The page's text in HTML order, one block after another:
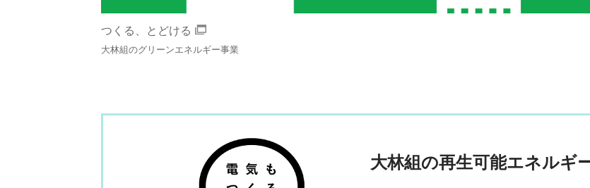
つくる、とどける
大林組のグリーンエネルギー事業
大林組の再生可能エネルギ